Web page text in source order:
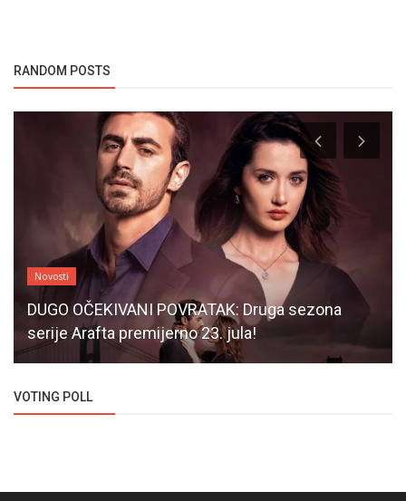
RANDOM POSTS
Novosti
DUGO OČEKIVANI POVRATAK: Druga sezona
serije Arafta premijerno 23. jula!
VOTING POLL